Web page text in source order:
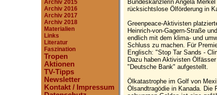
Archiv 2015
Archiv 2016
Archiv 2017
Archiv 2018
Materialien
Links
Literatur
Faszination
Tropen
Aktionen
TV-Tipps
Newsletter
Kontakt / Impressum
Bundeskanzlerin Angela
rücksichtslose Ölförderung in
Greenpeace-Aktivisten
Heinrich-von-Gagern-Straße
endlich mit dem klima- und
Schluss zu machen. Für
Englisch: "Stop Tar Sands -
Dazu haben Aktivisten
"Deutsche Bank" aufgestellt.
Ölkatastrophe im Golf von
Ölsandtragödie in Kanada. Die